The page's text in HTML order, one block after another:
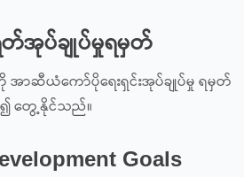
အုပ်ချုပ်မှုရမှတ်
အာဆီယံကော်ပိုရေးရှင်းအုပ်ချုပ်မှု ရမှတ်
၍ တွေ့နိုင်သည်။
Goals